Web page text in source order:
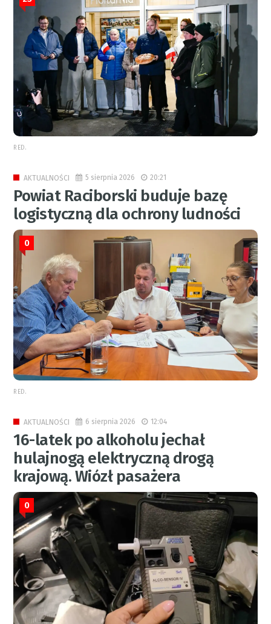
RED.
AKTUALNOŚCI 5 sierpnia 2026 20:21
Powiat Raciborski buduje bazę
logistyczną dla ochrony ludności
0
RED.
AKTUALNOŚCI 6 sierpnia 2026 12:04
16-latek po alkoholu jechał
hulajnogą elektryczną drogą
krajową. Wiózł pasażera
0